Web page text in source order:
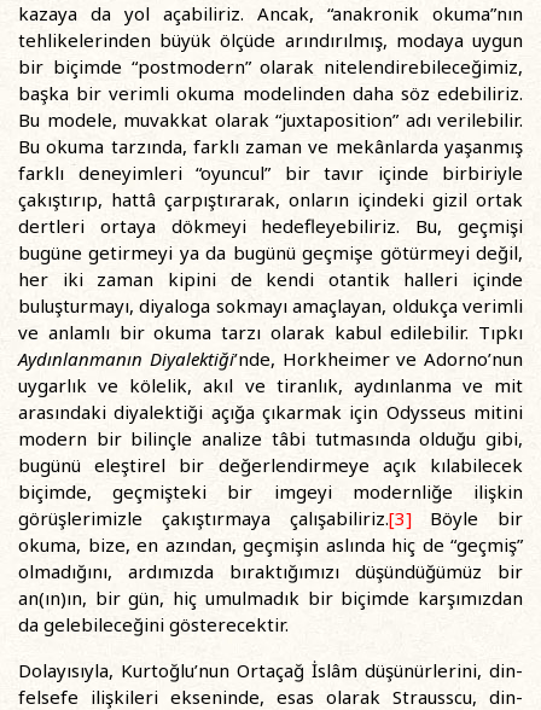
kazaya da yol açabiliriz. Ancak, “anakronik okuma”nın
tehlikelerinden büyük ölçüde arındırılmış, modaya uygun
bir biçimde “postmodern” olarak nitelendirebileceğimiz,
başka bir verimli okuma modelinden daha söz edebiliriz.
Bu modele, muvakkat olarak “juxtaposition” adı verilebilir.
Bu okuma tarzında, farklı zaman ve mekânlarda yaşanmış
farklı deneyimleri “oyuncul” bir tavır içinde birbiriyle
çakıştırıp, hattâ çarpıştırarak, onların içindeki gizil ortak
dertleri ortaya dökmeyi hedefleyebiliriz. Bu, geçmişi
bugüne getirmeyi ya da bugünü geçmişe götürmeyi değil,
her iki zaman kipini de kendi otantik halleri içinde
buluşturmayı, diyaloga sokmayı amaçlayan, oldukça verimli
ve anlamlı bir okuma tarzı olarak kabul edilebilir. Tıpkı
Aydınlanmanın Diyalektiği’nde, Horkheimer ve Adorno’nun
uygarlık ve kölelik, akıl ve tiranlık, aydınlanma ve mit
arasındaki diyalektiği açığa çıkarmak için Odysseus mitini
modern bir bilinçle analize tâbi tutmasında olduğu gibi,
bugünü eleştirel bir değerlendirmeye açık kılabilecek
biçimde, geçmişteki bir imgeyi modernliğe ilişkin
görüşlerimizle çakıştırmaya çalışabiliriz.[3]Böyle bir
okuma, bize, en azından, geçmişin aslında hiç de “geçmiş”
olmadığını, ardımızda bıraktığımızı düşündüğümüz bir
an(ın)ın, bir gün, hiç umulmadık bir biçimde karşımızdan
da gelebileceğini gösterecektir.
Dolayısıyla, Kurtoğlu’nun Ortaçağ İslâm düşünürlerini, din-
felsefe ilişkileri ekseninde, esas olarak Strausscu, din-